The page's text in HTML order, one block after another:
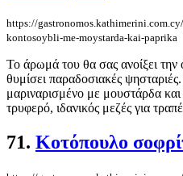
https://
kontosoybli-me-moystarda-kai-paprika
To άρωμά του θα σας ανοίξει
θυμίσει παραδοσιακές
μαριναρισμένο με μουστάρδα και
τρυφερό, ιδανικός μεζές για
71. Κοτόπουλο